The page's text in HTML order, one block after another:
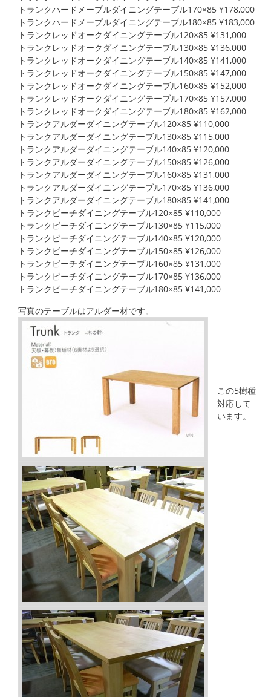
トランクハードメープルダイニングテーブル170×85 ¥178,000
トランクハードメープルダイニングテーブル180×85 ¥183,000
トランクレッドオークダイニングテーブル120×85 ¥131,000
トランクレッドオークダイニングテーブル130×85 ¥136,000
トランクレッドオークダイニングテーブル140×85 ¥141,000
トランクレッドオークダイニングテーブル150×85 ¥147,000
トランクレッドオークダイニングテーブル160×85 ¥152,000
トランクレッドオークダイニングテーブル170×85 ¥157,000
トランクレッドオークダイニングテーブル180×85 ¥162,000
トランクアルダーダイニングテーブル120×85 ¥110,000
トランクアルダーダイニングテーブル130×85 ¥115,000
トランクアルダーダイニングテーブル140×85 ¥120,000
トランクアルダーダイニングテーブル150×85 ¥126,000
トランクアルダーダイニングテーブル160×85 ¥131,000
トランクアルダーダイニングテーブル170×85 ¥136,000
トランクアルダーダイニングテーブル180×85 ¥141,000
トランクビーチダイニングテーブル120×85 ¥110,000
トランクビーチダイニングテーブル130×85 ¥115,000
トランクビーチダイニングテーブル140×85 ¥120,000
トランクビーチダイニングテーブル150×85 ¥126,000
トランクビーチダイニングテーブル160×85 ¥131,000
トランクビーチダイニングテーブル170×85 ¥136,000
トランクビーチダイニングテーブル180×85 ¥141,000
写真のテーブルはアルダー材です。
この5樹種
対応して
います。